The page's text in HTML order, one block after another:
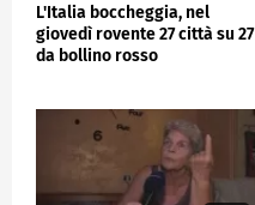
L'Italia boccheggia, nel
giovedì rovente 27 città su 27
da bollino rosso